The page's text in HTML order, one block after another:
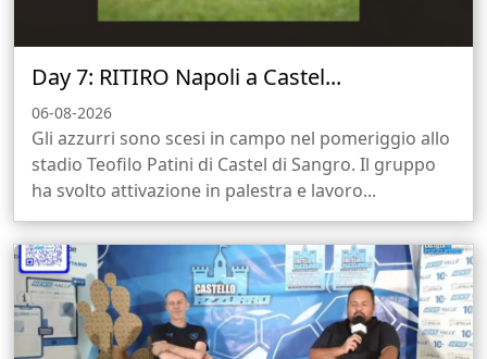
Day 7: RITIRO Napoli a Castel...
06-08-2026
Gli azzurri sono scesi in campo nel pomeriggio allo
stadio Teofilo Patini di Castel di Sangro. Il gruppo
ha svolto attivazione in palestra e lavoro...